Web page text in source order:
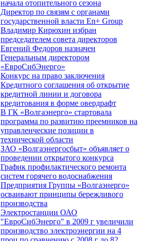
начала отопительного сезона
Директор по связям с органами
государственной власти En+ Group
Владимир Кирюхин избран
председателем совета директоров
Евгений Федоров назначен
Генеральным директором
«ЕвроСибЭнерго»
Конкурс на право заключения
Кредитного соглашения об открытие
кредитной линии и договора
кредитования в форме овердрафт
В ГК «Волгаэнерго» стартовала
программа по развитию преемников на
управленческие позиции в
технической области
ЗАО «Волгаэнергосбыт» объявляет о
проведении открытого конкурса
График профилактического ремонта
систем горячего водоснабжения
Предприятия Группы «Волгаэнерго»
осваивают принципы бережливого
производства
Электростанции ОАО
"ЕвроСибЭнерго" в 2009 г увеличили
производство электроэнергии на 4